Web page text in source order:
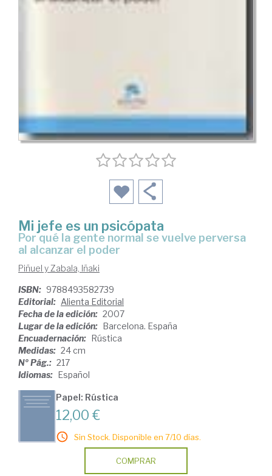
Mi jefe es un psicópata
por qué la gente normal se vuelve perversa
al alcanzar el poder
Piñuel y Zabala, Iñaki
ISBN: 9788493582739
Editorial: Alienta Editorial
Fecha de la edición: 2007
Lugar de la edición: Barcelona. España
Encuadernación: Rústica
Medidas: 24 cm
Nº Pág.: 217
Idiomas: Español
Papel: Rústica
12,00 €
Sin Stock. Disponible en 7/10 días.
COMPRAR